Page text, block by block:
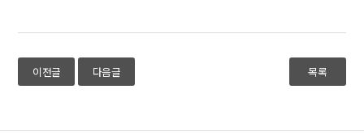
이전글 다음글 목록